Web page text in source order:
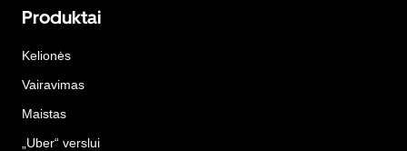
Produktai
Kelionės
Vairavimas
Maistas
„Uber“ verslui